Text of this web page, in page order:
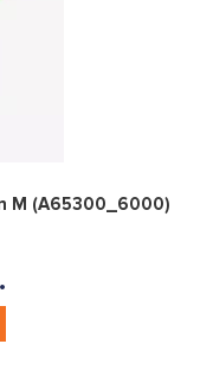
0
M (A65300_6000)